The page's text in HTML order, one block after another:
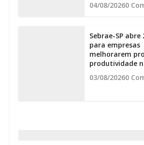
04/08/20260
Sebrae-SP abre
para empresas
melhorarem
produtividade
03/08/20260